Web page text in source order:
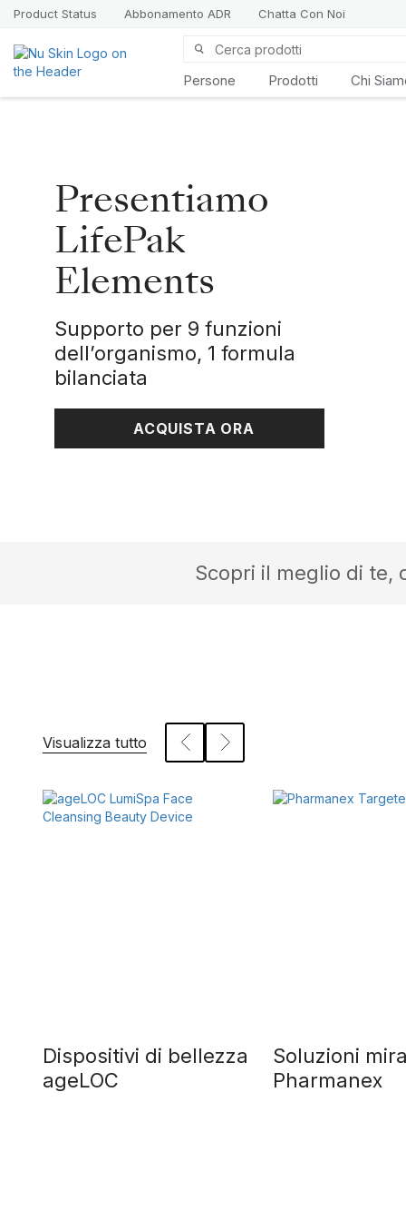
Product Status Abbonamento ADR Chatta Con Noi
Persone Prodotti Chi
Presentiamo
LifePak
Elements
Supporto per 9 funzioni
dell’organismo, 1 formula
bilanciata
ACQUISTA ORA
Scopri il meglio di
Visualizza tutto
Dispositivi di bellezza
ageLOC
Soluzioni
Pharmanex